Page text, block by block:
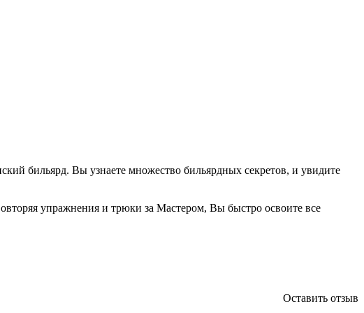
бильярд. Вы узнаете множество бильярдных секретов, и увидите
упражнения и трюки за Мастером, Вы быстро освоите все
Оставить отзыв